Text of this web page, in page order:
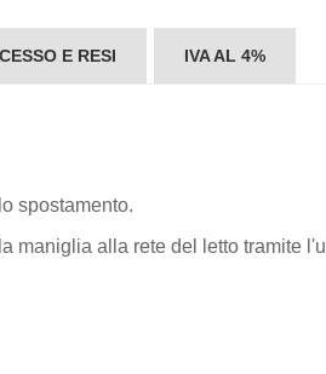
E RESI IVA AL 4%
spostamento.
maniglia alla rete del letto tramite